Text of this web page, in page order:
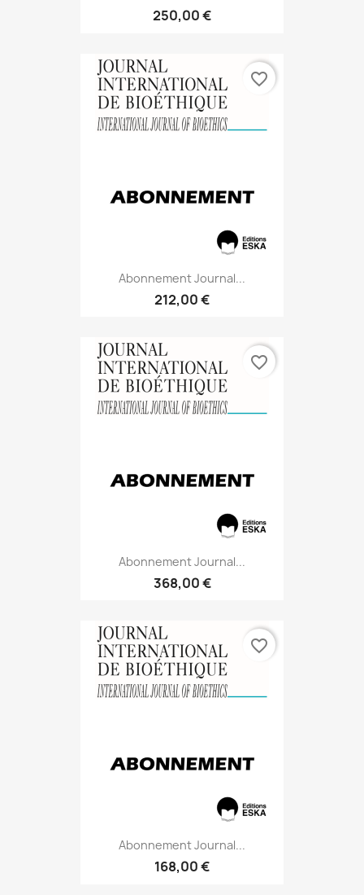
250,00 €
Abonnement Journal...
212,00 €
favorite_border
Abonnement Journal...
368,00 €
favorite_border
Abonnement Journal...
168,00 €
favorite_border